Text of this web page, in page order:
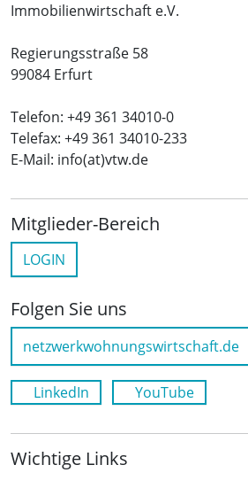
Immobilienwirtschaft e.V.
Regierungsstraße 58
99084 Erfurt
Telefon: +49 361 34010-0
Telefax: +49 361 34010-233
E-Mail: info(at)vtw.de
Mitglieder-Bereich
LOGIN
Folgen Sie uns
netzwerkwohnungswirtschaft.de
LinkedIn YouTube
Wichtige Links